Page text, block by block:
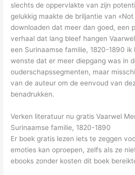
slechts de oppervlakte van zijn
gelukkig maakte de briljantie van
downloaden dat meer dan goed, een
verhaal dat lang bleef hangen
een Surinaamse familie, 1820-1890
wenste dat er meer diepgang was in
ouderschapssegmenten, maar
van de auteur om de eenvoud van
benadrukken.
Verken literatuur nu gratis Vaarwel
Surinaamse familie, 1820-1890
Er boek gratis lezen iets te zeggen
emoties kan oproepen, zelfs als ze
ebooks zonder kosten dit boek